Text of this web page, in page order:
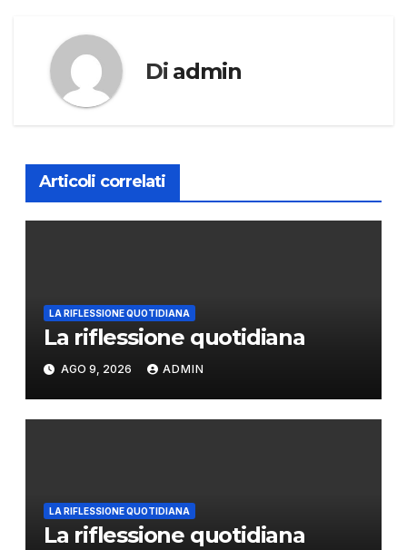
Di admin
Articoli correlati
LA RIFLESSIONE QUOTIDIANA
La riflessione quotidiana
AGO 9, 2026 ADMIN
LA RIFLESSIONE QUOTIDIANA
La riflessione quotidiana